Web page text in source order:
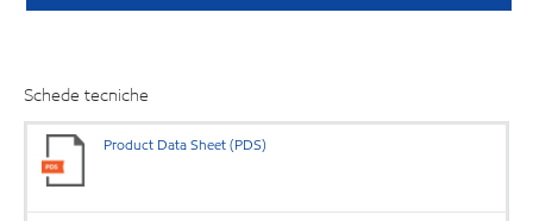
Schede tecniche
Product Data Sheet (PDS)